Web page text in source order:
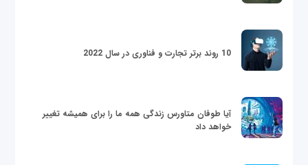
10 روند برتر تجارت و فناوری در سال 2022
آیا طوفان متاورس زندگی همه ما را برای همیشه تغییر
خواهد داد